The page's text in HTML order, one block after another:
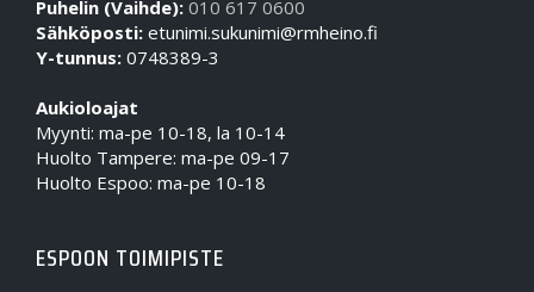
Puhelin (Vaihde): 010 617 0600
Sähköposti: etunimi.sukunimi@rmheino.fi
Y-tunnus: 0748389-3
Aukioloajat
Myynti: ma-pe 10-18, la 10-14
Huolto Tampere: ma-pe 09-17
Huolto Espoo: ma-pe 10-18
ESPOON TOIMIPISTE